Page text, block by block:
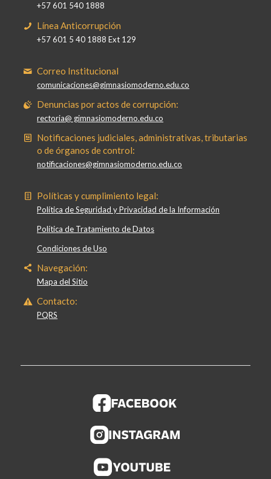
+57 601 540 1888
Línea Anticorrupción
+57 601 5 40 1888 Ext 129
Correo Institucional
comunicaciones@gimnasiomoderno.edu.co
Denuncias por actos de corrupción:
rectoria@ gimnasiomoderno.edu.co
Notificaciones judiciales, administrativas, tributarias
o de órganos de control:
notificaciones@gimnasiomoderno.edu.co
Políticas y cumplimiento legal:
Política de Seguridad y Privacidad de la Información
Política de Tratamiento de Datos
Condiciones de Uso
Navegación:
Mapa del Sitio
Contacto:
PQRS